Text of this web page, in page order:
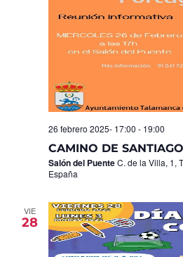
CAMINO DE
26 febrero 2025- 17:00 - 19:00
Salón del PuenteC. de la Villa, 1,
España
VIE
28